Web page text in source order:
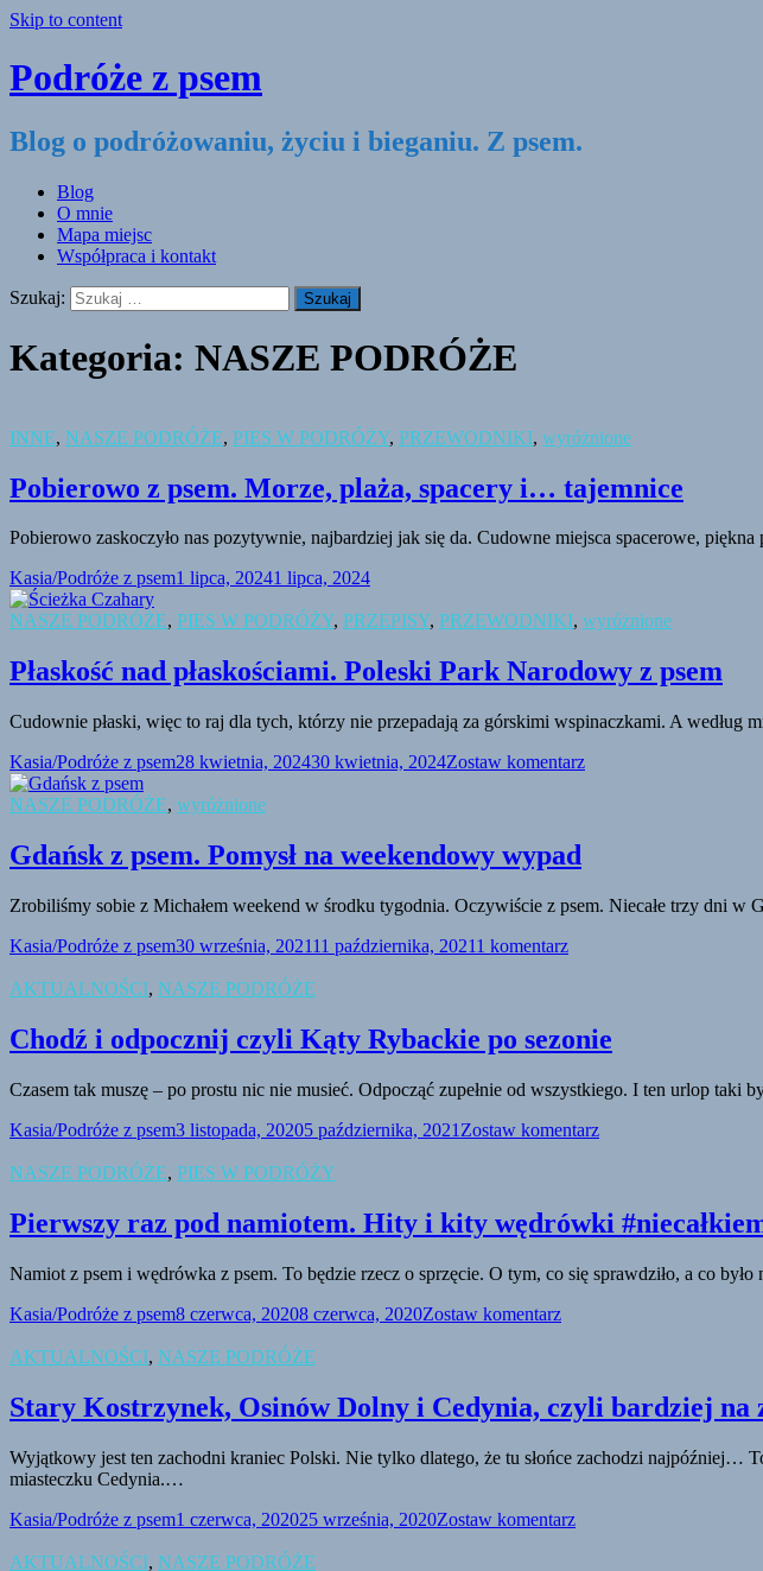
Skip to content
Podróże z psem
Blog o podróżowaniu, życiu i bieganiu. Z psem.
Blog
O mnie
Mapa miejsc
Współpraca i kontakt
Szukaj:
Kategoria: NASZE PODRÓŻE
INNE, NASZE PODRÓŻE, PIES W PODRÓŻY, PRZEWODNIKI, wyróżnione
Pobierowo z psem. Morze, plaża, spacery i… tajemnice
Pobierowo zaskoczyło nas pozytywnie, najbardziej jak się da. Cudowne miejsca spacerowe,
Kasia/Podróże z psem1 lipca, 20241 lipca, 2024
NASZE PODRÓŻE, PIES W PODRÓŻY, PRZEPISY, PRZEWODNIKI, wyróżnione
Płaskość nad płaskościami. Poleski Park Narodowy z psem
Cudownie płaski, więc to raj dla tych, którzy nie przepadają za górskimi wspinaczkami. A
Kasia/Podróże z psem28 kwietnia, 202430 kwietnia, 2024Zostaw komentarz
NASZE PODRÓŻE, wyróżnione
Gdańsk z psem. Pomysł na weekendowy wypad
Zrobiliśmy sobie z Michałem weekend w środku tygodnia. Oczywiście z psem. Niecałe trzy dni
Kasia/Podróże z psem30 września, 202111 października, 20211 komentarz
AKTUALNOŚCI, NASZE PODRÓŻE
Chodź i odpocznij czyli Kąty Rybackie po sezonie
Czasem tak muszę – po prostu nic nie musieć. Odpocząć zupełnie od wszystkiego. I ten urlop taki
Kasia/Podróże z psem3 listopada, 20205 października, 2021 Zostaw komentarz
NASZE PODRÓŻE, PIES W PODRÓŻY
Pierwszy raz pod namiotem. Hity i kity wędrówki
Namiot z psem i wędrówka z psem. To będzie rzecz o sprzęcie. O tym, co się sprawdziło, a co było
Kasia/Podróże z psem8 czerwca, 20208 czerwca, 2020Zostaw komentarz
AKTUALNOŚCI, NASZE PODRÓŻE
Stary Kostrzynek, Osinów Dolny i Cedynia, czyli bardziej na
Wyjątkowy jest ten zachodni kraniec Polski. Nie tylko dlatego, że tu słońce zachodzi
miasteczku Cedynia.…
Kasia/Podróże z psem1 czerwca, 202025 września, 2020Zostaw komentarz
AKTUALNOŚCI, NASZE PODRÓŻE